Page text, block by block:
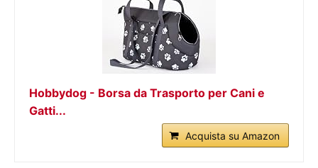
Hobbydog - Borsa da Trasporto per Cani e
Gatti...
Acquista su Amazon